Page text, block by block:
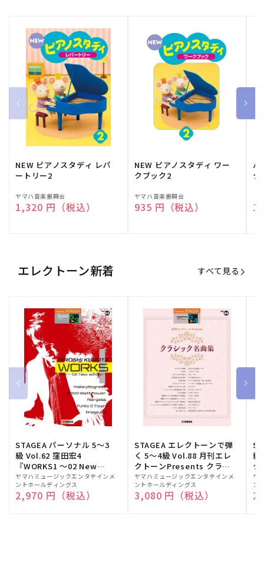
NEW ピアノスタディ レパ
ートリー2
販
売
ヤマハ音楽振興会
通常価格
1,320 円（税込）
NEW ピアノスタディ ワー
クブック2
販
売
ヤマハ音楽振興会
通常価格
935 円（税込）
バ
ク
売
エレクトーン新着 すべて見る
STAGEA パーソナル 5～3
級 Vol.62 窪田宏4
『WORKS1 ～02 New
edition～』
販
売
元:
ヤマハミュージックエンタテインメ
ントホールディングス
通常価格
2,970 円（税込）
STAGEA エレクトーンで弾
く 5～4級 Vol.88 月刊エレ
クトーンPresents クラシ
ック名曲集
販
売
元:
ヤマハミュージックエンタテインメ
ントホールディングス
通常価格
3,080 円（税込）
級
ク
販
売
元:
ヤ
ン